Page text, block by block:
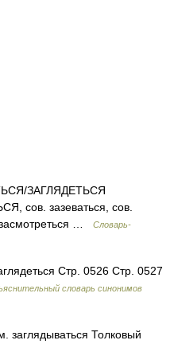
ЗАГЛЯДЕТЬСЯ
сов. зазеваться, сов.
…
Словарь-
Стр. 0526 Стр. 0527
словарь синонимов
заглядываться Толковый